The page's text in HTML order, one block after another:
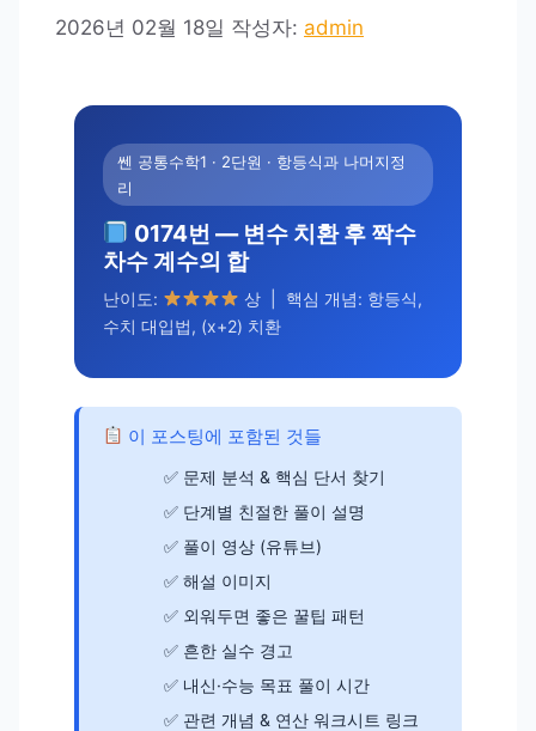
2026년 02월 18일 작성자: admin
쎈 공통수학1 · 2단원 · 항등식과 나머지정
리
0174번 — 변수 치환 후 짝수
차수 계수의 합
난이도:
상 | 핵심 개념: 항등식,
수치 대입법, (x+2) 치환
이 포스팅에 포함된 것들
문제 분석 & 핵심 단서 찾기
단계별 친절한 풀이 설명
풀이 영상 (유튜브)
해설 이미지
외워두면 좋은 꿀팁 패턴
흔한 실수 경고
내신·수능 목표 풀이 시간
관련 개념 & 연산 워크시트 링크